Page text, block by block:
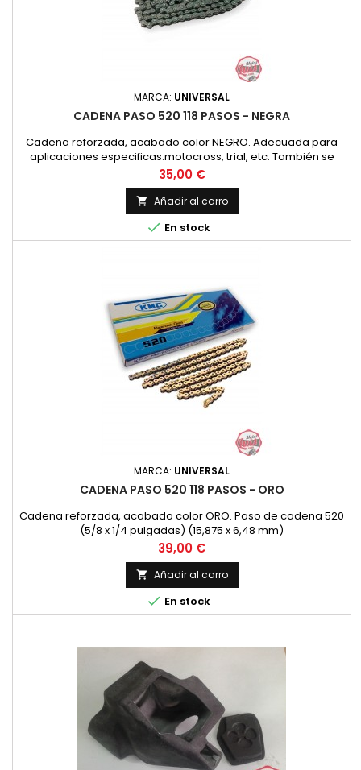
MARCA: UNIVERSAL
CADENA PASO 520 118 PASOS - NEGRA
Cadena reforzada, acabado color NEGRO. Adecuada para
aplicaciones especificas:motocross, trial, etc. También se
recomienda para todo tipo de aplicaciones, hasta 250 c..c.
Paso de cadena 520 (5/8 x 1/4 pulgadas) (15,875 x 6,48 mm)
Precio
35,00 €
 Añadir al carro
 En stock
MARCA: UNIVERSAL
CADENA PASO 520 118 PASOS - ORO
Cadena reforzada, acabado color ORO. Paso de cadena 520
(5/8 x 1/4 pulgadas) (15,875 x 6,48 mm)
Precio
39,00 €
 Añadir al carro
 En stock